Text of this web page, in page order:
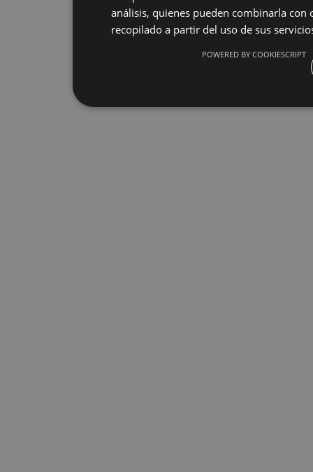
análisis, quienes pueden combinarla
recopilado a partir del uso de sus
POWERED BY COOKIESCRIPT